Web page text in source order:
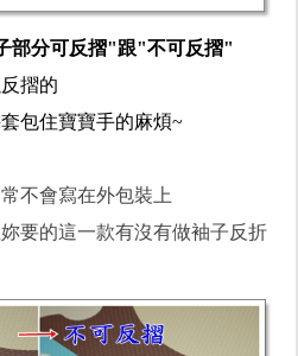
部分可反摺"跟"不可反摺"
摺的
包住寶寶手的麻煩~
不會寫在外包裝上
要的這一款有沒有做袖子反折